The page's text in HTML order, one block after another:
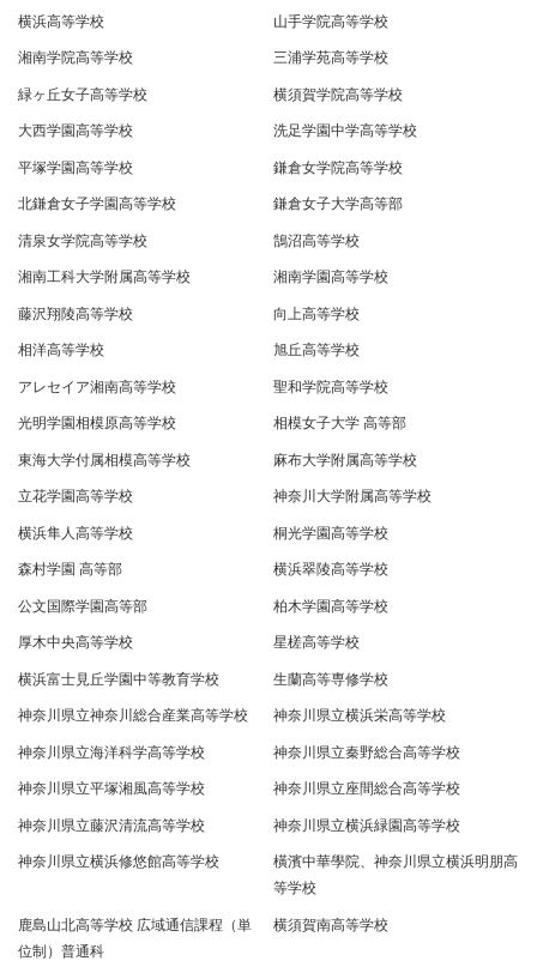
横浜高等学校
山手学院高等学校
湘南学院高等学校
三浦学苑高等学校
緑ヶ丘女子高等学校
横須賀学院高等学校
大西学園高等学校
洗足学園中学高等学校
平塚学園高等学校
鎌倉女学院高等学校
北鎌倉女子学園高等学校
鎌倉女子大学高等部
清泉女学院高等学校
鵠沼高等学校
湘南工科大学附属高等学校
湘南学園高等学校
藤沢翔陵高等学校
向上高等学校
相洋高等学校
旭丘高等学校
アレセイア湘南高等学校
聖和学院高等学校
光明学園相模原高等学校
相模女子大学 高等部
東海大学付属相模高等学校
麻布大学附属高等学校
立花学園高等学校
神奈川大学附属高等学校
横浜隼人高等学校
桐光学園高等学校
森村学園 高等部
横浜翠陵高等学校
公文国際学園高等部
柏木学園高等学校
厚木中央高等学校
星槎高等学校
横浜富士見丘学園中等教育学校
生蘭高等専修学校
神奈川県立神奈川総合産業高等学校
神奈川県立横浜栄高等学校
神奈川県立海洋科学高等学校
神奈川県立秦野総合高等学校
神奈川県立平塚湘風高等学校
神奈川県立座間総合高等学校
神奈川県立藤沢清流高等学校
神奈川県立横浜緑園高等学校
神奈川県立横浜修悠館高等学校
橫濱中華學院、神奈川県立横浜明朋高
等学校
鹿島山北高等学校 広域通信課程（単
位制）普通科
横須賀南高等学校